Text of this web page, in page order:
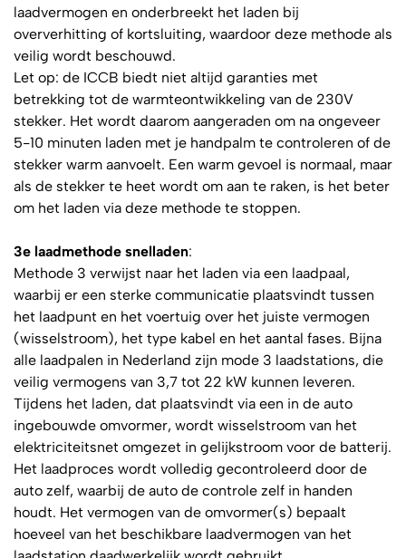
laadvermogen en onderbreekt het laden bij
oververhitting of kortsluiting, waardoor deze methode als
veilig wordt beschouwd.
Let op: de ICCB biedt niet altijd garanties met
betrekking tot de warmteontwikkeling van de 230V
stekker. Het wordt daarom aangeraden om na ongeveer
5-10 minuten laden met je handpalm te controleren of de
stekker warm aanvoelt. Een warm gevoel is normaal, maar
als de stekker te heet wordt om aan te raken, is het beter
om het laden via deze methode te stoppen.
3e laadmethode snelladen:
Methode 3 verwijst naar het laden via een laadpaal,
waarbij er een sterke communicatie plaatsvindt tussen
het laadpunt en het voertuig over het juiste vermogen
(wisselstroom), het type kabel en het aantal fases. Bijna
alle laadpalen in Nederland zijn mode 3 laadstations, die
veilig vermogens van 3,7 tot 22 kW kunnen leveren.
Tijdens het laden, dat plaatsvindt via een in de auto
ingebouwde omvormer, wordt wisselstroom van het
elektriciteitsnet omgezet in gelijkstroom voor de batterij.
Het laadproces wordt volledig gecontroleerd door de
auto zelf, waarbij de auto de controle zelf in handen
houdt. Het vermogen van de omvormer(s) bepaalt
hoeveel van het beschikbare laadvermogen van het